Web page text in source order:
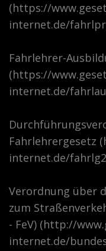
(https://
internet.de/
Fahrlehrer-
(https://
internet.de/
Fahrlehrergesetz
internet.de/
Verordnung über
zum
- FeV) (http://
internet.de/